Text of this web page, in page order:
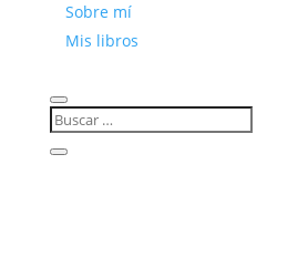
Sobre mí
Mis libros